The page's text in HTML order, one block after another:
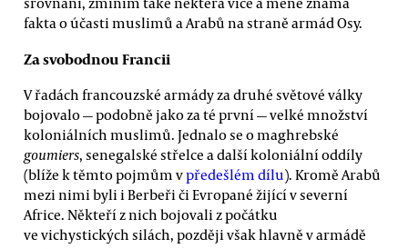
fakta o účasti muslimů a Arabů na straně armád Osy.
Za svobodnou Francii
V řadách francouzské armády za druhé světové války
bojovalo — podobně jako za té první — velké množství
koloniálních muslimů. Jednalo se o maghrebské
goumiers, senegalské střelce a další koloniální oddíly
(blíže k těmto pojmům vpředešlém dílu). Kromě Arabů
mezi nimi byli i Berbeři či Evropané žijící v severní
Africe. Někteří z nich bojovali z počátku
ve vichystických silách, později však hlavně v armádě